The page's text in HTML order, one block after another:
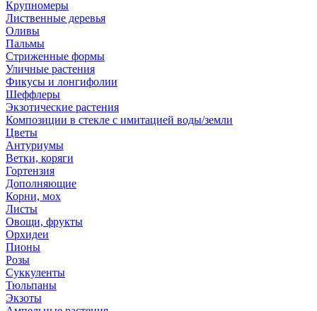
Крупномеры
Лиственные деревья
Оливы
Пальмы
Стриженные формы
Уличные растения
Фикусы и лонгифолии
Шеффлеры
Экзотические растения
Композиции в стекле с имитацией воды/земли
Цветы
Антуриумы
Ветки, коряги
Гортензия
Дополняющие
Корни, мох
Листы
Овощи, фрукты
Орхидеи
Пионы
Розы
Суккуленты
Тюльпаны
Экзоты